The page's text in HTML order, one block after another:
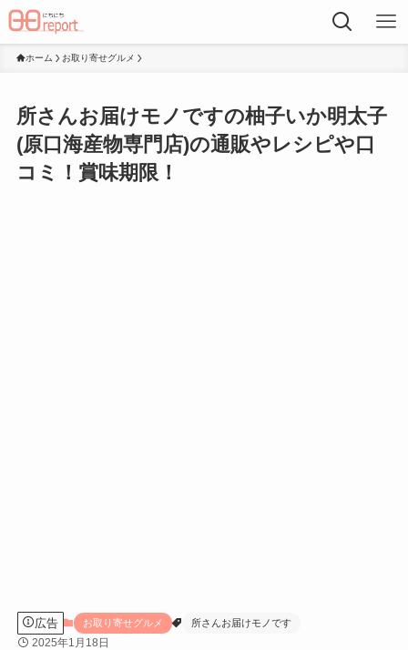
ホーム お取り寄せグルメ
所さんお届けモノですの柚子いか明太子
(原口海産物専門店)の通販やレシピや口
コミ！賞味期限！
広告 お取り寄せグルメ 所さんお届けモノです
2025年1月18日